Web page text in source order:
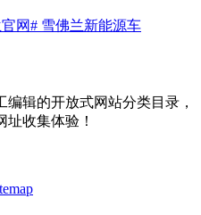
网# 雪佛兰新能源车
辑的开放式网站分类目录，
收集体验！